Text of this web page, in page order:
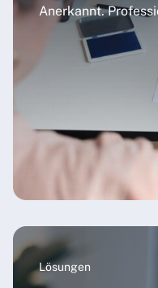
Anerkannt.
Lösungen